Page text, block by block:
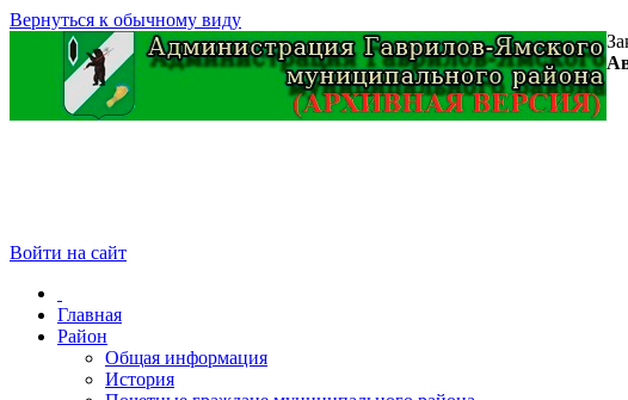
Вернуться к обычному виду
Войти на сайт
Главная
Район
Общая информация
История